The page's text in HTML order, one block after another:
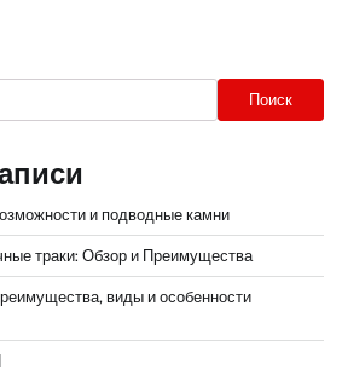
Поиск
и подводные камни
траки: Обзор и Преимущества
виды и особенности